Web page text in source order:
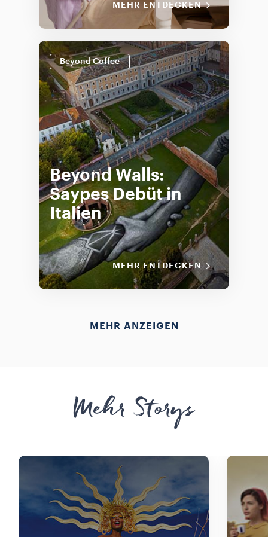
MEHR ENTDECKEN
Beyond Coffee
Beyond Walls:
Saypes Debüt in
Italien
MEHR ENTDECKEN
MEHR ANZEIGEN
Mehr Storys